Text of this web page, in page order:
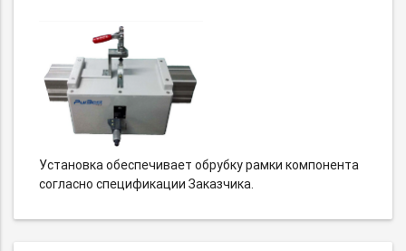
Установка обеспечивает обрубку рамки компонента
согласно спецификации Заказчика.